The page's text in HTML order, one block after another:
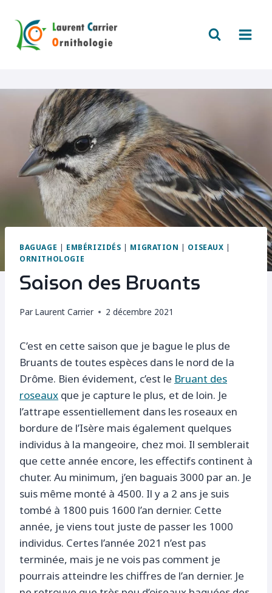
contenu
BAGUAGE | EMBÉRIZIDÉS | MIGRATION | OISEAUX |
ORNITHOLOGIE
Saison des Bruants
Par Laurent Carrier 2 décembre 2021
C’est en cette saison que je bague le plus de
Bruants de toutes espèces dans le nord de la
Drôme. Bien évidement, c’est le Bruant des
roseaux que je capture le plus, et de loin. Je
l’attrape essentiellement dans les roseaux en
bordure de l’Isère mais également quelques
individus à la mangeoire, chez moi. Il semblerait
que cette année encore, les effectifs continent à
chuter. Au minimum, j’en baguais 3000 par an. Je
suis même monté à 4500. Il y a 2 ans je suis
tombé à 1800 puis 1600 l’an dernier. Cette
année, je viens tout juste de passer les 1000
individus. Certes l’année 2021 n’est pas
terminée, mais je ne vois pas comment je
pourrais atteindre les chiffres de l’an dernier. Je